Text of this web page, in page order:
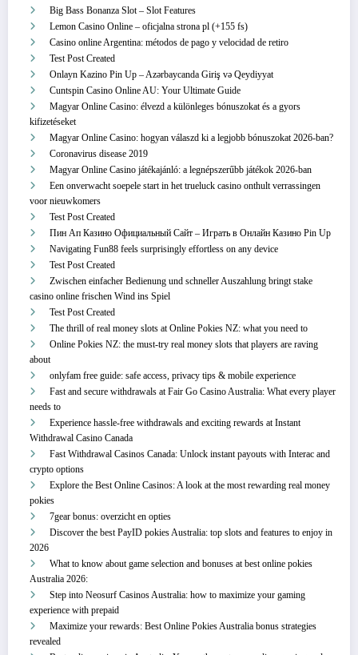
Big Bass Bonanza Slot – Slot Features
Lemon Casino Online – oficjalna strona pl (+155 fs)
Casino online Argentina: métodos de pago y velocidad de retiro
Test Post Created
Onlayn Kazino Pin Up – Azərbaycanda Giriş və Qeydiyyat
Cuntspin Casino Online AU: Your Ultimate Guide
Magyar Online Casino: élvezd a különleges bónuszokat és a gyors
kifizetéseket
Magyar Online Casino: hogyan válaszd ki a legjobb bónuszokat 2026-ban?
Coronavirus disease 2019
Magyar Online Casino játékajánló: a legnépszerűbb játékok 2026-ban
Een onverwacht soepele start in het trueluck casino onthult verrassingen
voor nieuwkomers
Test Post Created
Пин Ап Казино Официальный Сайт – Играть в Онлайн Казино Pin Up
Navigating Fun88 feels surprisingly effortless on any device
Test Post Created
Zwischen einfacher Bedienung und schneller Auszahlung bringt stake
casino online frischen Wind ins Spiel
Test Post Created
The thrill of real money slots at Online Pokies NZ: what you need to
Online Pokies NZ: the must-try real money slots that players are raving
about
onlyfam free guide: safe access, privacy tips & mobile experience
Fast and secure withdrawals at Fair Go Casino Australia: What every player
needs to
Experience hassle-free withdrawals and exciting rewards at Instant
Withdrawal Casino Canada
Fast Withdrawal Casinos Canada: Unlock instant payouts with Interac and
crypto options
Explore the Best Online Casinos: A look at the most rewarding real money
pokies
7gear bonus: overzicht en opties
Discover the best PayID pokies Australia: top slots and features to enjoy in
2026
What to know about game selection and bonuses at best online pokies
Australia 2026:
Step into Neosurf Casinos Australia: how to maximize your gaming
experience with prepaid
Maximize your rewards: Best Online Pokies Australia bonus strategies
revealed